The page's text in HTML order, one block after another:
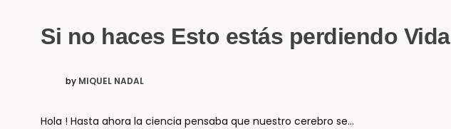
Si no haces Esto estás perdiendo Vida
by MIQUEL NADAL
Hola ! Hasta ahora la ciencia pensaba que nuestro cerebro se…